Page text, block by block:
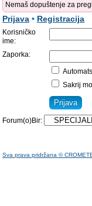
Nemaš dopuštenje za
Prijava • Registracija
Korisničko
ime:
Zaporka:
Sakrij
Forum(o)Bir:
Sva prava pridržana ©